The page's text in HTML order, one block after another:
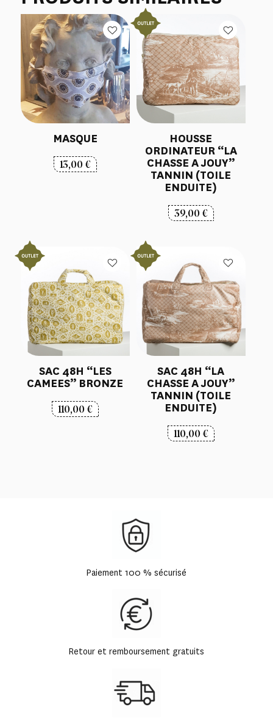
MASQUE
13,00€
HOUSSE
ORDINATEUR “LA
CHASSE A JOUY”
TANNIN (TOILE
ENDUITE)
39,00€
SAC 48H “LES
CAMEES” BRONZE
110,00€
SAC 48H “LA
CHASSE A JOUY”
TANNIN (TOILE
ENDUITE)
110,00€
Paiement 100 % sécurisé
Retour et remboursement gratuits